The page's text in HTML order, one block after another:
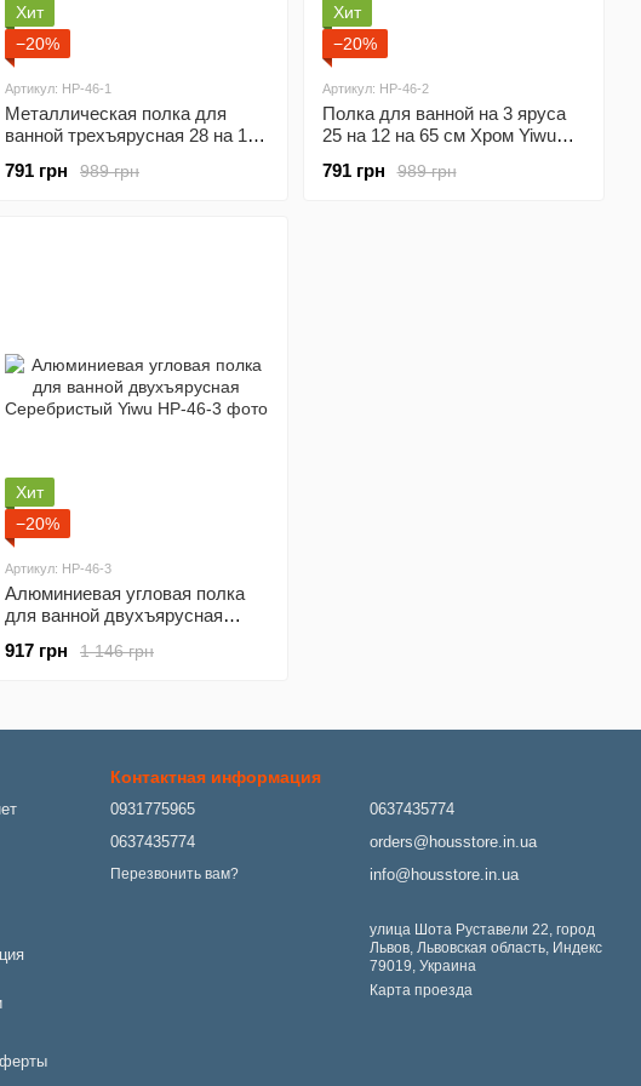
Хит
−20%
Артикул: HP-46-1
Металлическая полка для
ванной трехъярусная 28 на 13
HP-46-1
989 грн
791 грн
Хит
−20%
Артикул: HP-46-2
Полка для ванной на 3 яруса
25 на 12 на 65 см Хром Yiwu
989 грн
791 грн
Хит
−20%
Артикул: HP-46-3
Алюминиевая угловая полка
для ванной двухъярусная
1 146 грн
917 грн
Контактная информация
0931775965
0637435774
Перезвонить вам?
0637435774
orders@housstore.in.ua
info@housstore.in.ua
улица Шота Руставели 22, город
Львов, Львовская область, Индекс
79019, Украина
Карта проезда